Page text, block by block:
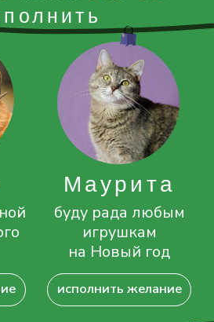
картонную
когтеточку
Джастин
исполнить желание